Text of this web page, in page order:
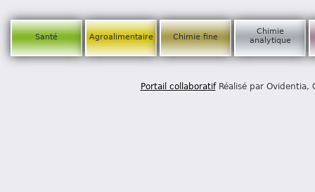
Santé Agroalimentaire Chimie fine
Chimie
analytique
Portail collaboratifRéalisé par Ovidentia,